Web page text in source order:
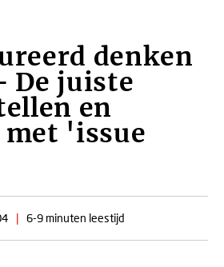
denken
De juiste
en
met 'issue
| 6-9 minuten leestijd